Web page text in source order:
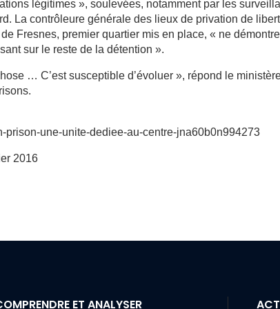
légitimes », soulevées, notamment par les
La contrôleure générale des lieux de privation de
Fresnes, premier quartier mis en place, « ne démontre
sur le reste de la détention ».
… C’est susceptible d’évoluer », répond le
prison-une-unite-dediee-au-centre-jna60b0n994273
2016
ET ANALYSER